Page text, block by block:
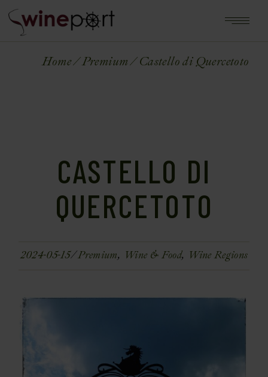
Home Premium Castello di Quercetoto
CASTELLO DI
QUERCETOTO
2024-05-15 Premium Wine & Food Wine Regions